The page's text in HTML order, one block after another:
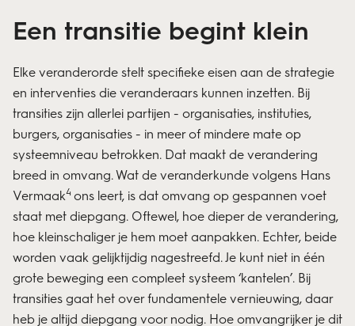
Een transitie begint klein
Elke veranderorde stelt specifieke eisen aan de strategie
en interventies die veranderaars kunnen inzetten. Bij
transities zijn allerlei partijen - organisaties, instituties,
burgers, organisaties - in meer of mindere mate op
systeemniveau betrokken. Dat maakt de verandering
breed in omvang. Wat de veranderkunde volgens Hans
Vermaak4 ons leert, is dat omvang op gespannen voet
staat met diepgang. Oftewel, hoe dieper de verandering,
hoe kleinschaliger je hem moet aanpakken. Echter, beide
worden vaak gelijktijdig nagestreefd. Je kunt niet in één
grote beweging een compleet systeem ‘kantelen’. Bij
transities gaat het over fundamentele vernieuwing, daar
heb je altijd diepgang voor nodig. Hoe omvangrijker je dit